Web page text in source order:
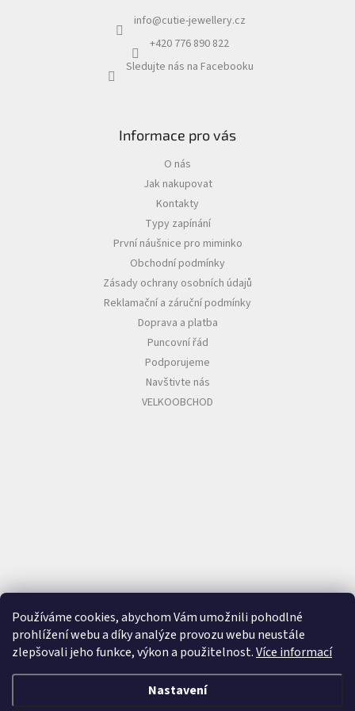
Používáme cookies, abychom Vám umožnili pohodlné
prohlížení webu a díky analýze provozu webu neustále
zlepšovali jeho funkce, výkon a použitelnost.Více informací
Nastavení
info@cutie-jewellery.cz
+420 776 890 822
Sledujte nás na Facebooku
Informace pro vás
O nás
Jak nakupovat
Kontakty
Typy zapínání
První náušnice pro miminko
Obchodní podmínky
Zásady ochrany osobních údajů
Reklamační a záruční podmínky
Doprava a platba
Puncovní řád
Podporujeme
Navštivte nás
VELKOOBCHOD
Vytvořil Shoptet